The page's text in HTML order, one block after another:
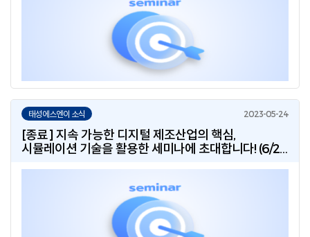
태성에스엔이 소식
[종료] 지속 가능한 디지털 제조산업의 핵심,
시뮬레이션 기술을 활용한 세미나에 초대합니다! (6/22